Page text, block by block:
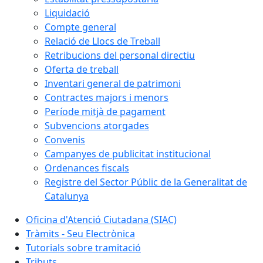
Liquidació
Compte general
Relació de Llocs de Treball
Retribucions del personal directiu
Oferta de treball
Inventari general de patrimoni
Contractes majors i menors
Període mitjà de pagament
Subvencions atorgades
Convenis
Campanyes de publicitat institucional
Ordenances fiscals
Registre del Sector Públic de la Generalitat de
Catalunya
Oficina d'Atenció Ciutadana (SIAC)
Tràmits - Seu Electrònica
Tutorials sobre tramitació